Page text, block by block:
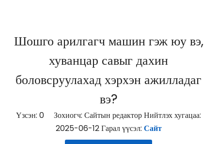
Шошго арилгагч машин гэж юу вэ,
хуванцар савыг дахин
боловсруулахад хэрхэн ажилладаг
вэ?
Үзсэн: 0 Зохиогч: Сайтын редактор Нийтлэх хугацаа:
2025-06-12 Гарал үүсэл: Сайт